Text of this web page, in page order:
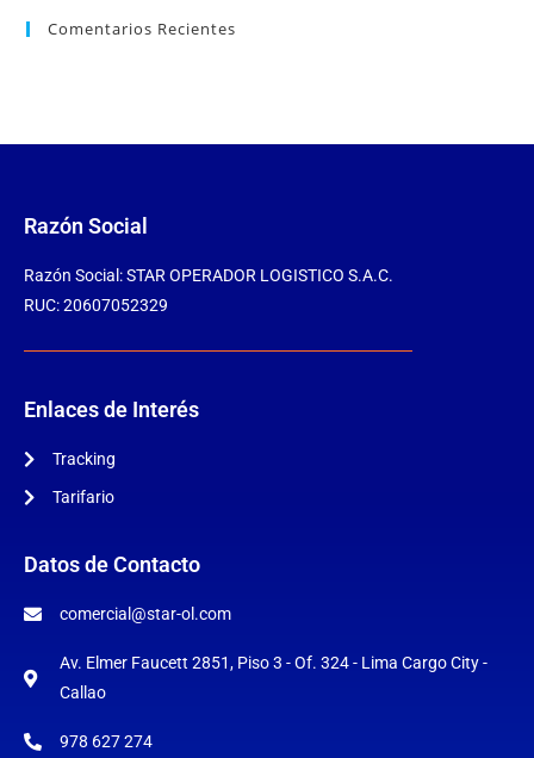
Comentarios Recientes
Razón Social
Razón Social: STAR OPERADOR LOGISTICO S.A.C.
RUC: 20607052329
Enlaces de Interés
Tracking
Tarifario
Datos de Contacto
comercial@star-ol.com
Av. Elmer Faucett 2851, Piso 3 - Of. 324 - Lima Cargo City -
Callao
978 627 274